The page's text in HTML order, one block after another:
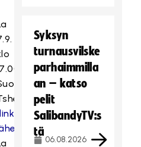
linkki
Syksyn
turnausvilske
parhaimmilla
an – katso
pelit
SalibandyTV:s
tä
06.08.2026